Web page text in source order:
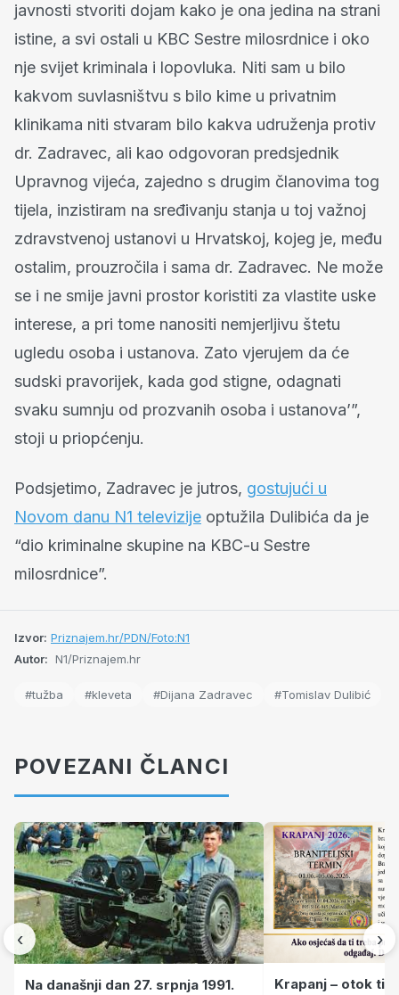
javnosti stvoriti dojam kako je ona jedina na strani
istine, a svi ostali u KBC Sestre milosrdnice i oko
nje svijet kriminala i lopovluka. Niti sam u bilo
kakvom suvlasništvu s bilo kime u privatnim
klinikama niti stvaram bilo kakva udruženja protiv
dr. Zadravec, ali kao odgovoran predsjednik
Upravnog vijeća, zajedno s drugim članovima tog
tijela, inzistiram na sređivanju stanja u toj važnoj
zdravstvenoj ustanovi u Hrvatskoj, kojeg je, među
ostalim, prouzročila i sama dr. Zadravec. Ne može
se i ne smije javni prostor koristiti za vlastite uske
interese, a pri tome nanositi nemjerljivu štetu
ugledu osoba i ustanova. Zato vjerujem da će
sudski pravorijek, kada god stigne, odagnati
svaku sumnju od prozvanih osoba i ustanova’”,
stoji u priopćenju.
Podsjetimo, Zadravec je jutros, gostujući u
Novom danu N1 televizije optužila Dulibića da je
“dio kriminalne skupine na KBC-u Sestre
milosrdnice”.
Izvor: Priznajem.hr/PDN/Foto:N1
Autor: N1/Priznajem.hr
#tužba #kleveta #Dijana Zadravec #Tomislav Dulibić
POVEZANI ČLANCI
‹
Na današnji dan 27. srpnja 1991.
Krapanj – otok
›